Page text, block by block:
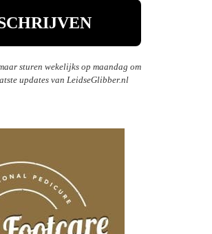
sturen wekelijks op maandag om
updates van LeidseGlibber.nl